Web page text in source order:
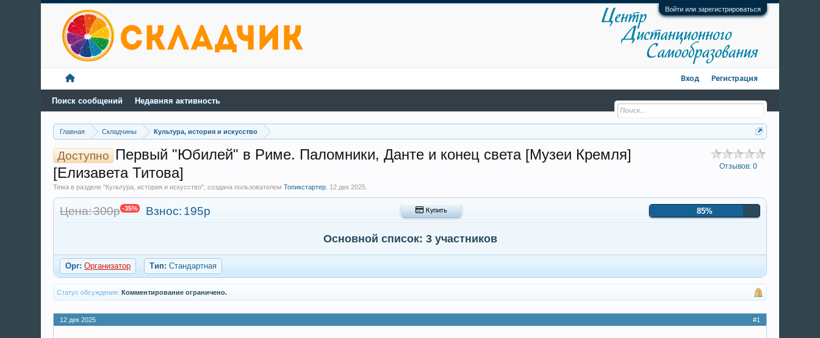
Войти или зарегистрироваться
Главная Складчины Культура, история и искусство
Отзывов: 0
Доступно Первый "Юбилей" в Риме. Паломники, Данте и конец света [Музеи Кремля]
[Елизавета Титова]
Тема в разделе "Культура, история и искусство", создана пользователемТопикстартер 12 дек 2025
Цена: 300р -35% Взнос: 195р 85%
 Купить
Основной список: 3 участников
Орг: Организатор Тип: Стандартная
Статус обсуждения: Комментирование ограничено.
12 дек 2025 #1
Поиск сообщений Недавняя активность
Вход Регистрация